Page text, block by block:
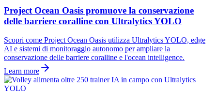
Project Ocean Oasis promuove la conservazione
delle barriere coralline con Ultralytics YOLO
Scopri come Project Ocean Oasis utilizza Ultralytics YOLO, edge
AI e sistemi di monitoraggio autonomo per ampliare la
conservazione delle barriere coralline e l'ocean intelligence.
Learn more